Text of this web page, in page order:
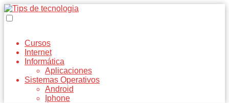
Cursos
Internet
Informática
Aplicaciones
Sistemas Operativos
Android
Iphone